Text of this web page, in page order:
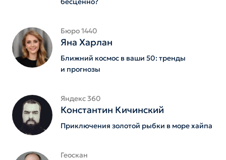
Бюро 1440
Яна Харлан
Ближний космос в ваши 50: тренды
и прогнозы
Яндекс 360
Константин Кичинский
Приключения золотой рыбки в море хайпа
Геоскан